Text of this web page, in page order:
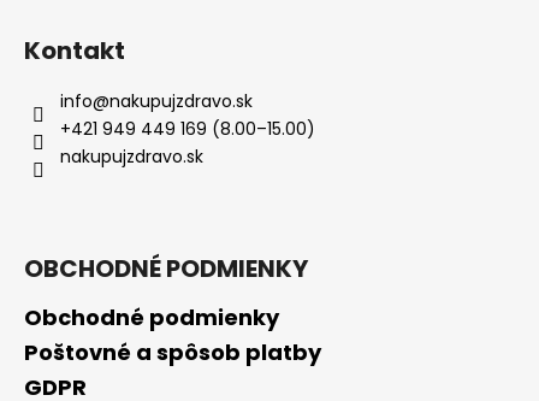
Kontakt
info@nakupujzdravo.sk
+421 949 449 169 (8.00–15.00)
nakupujzdravo.sk
OBCHODNÉ PODMIENKY
Obchodné podmienky
Poštovné a spôsob platby
GDPR